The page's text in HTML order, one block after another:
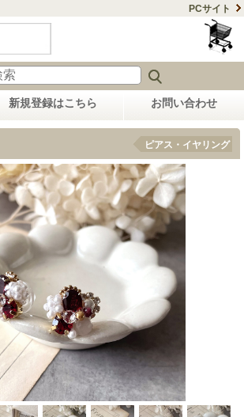
PCサイト
新規登録はこちら お問い合わせ
ピアス・イヤリング